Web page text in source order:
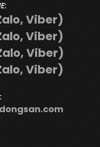
Viber)
Viber)
Viber)
Viber)